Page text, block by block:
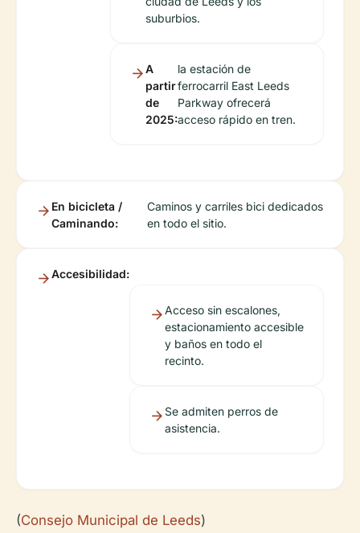
suburbios.
A
partir
de
2025:
la estación de
ferrocarril East Leeds
Parkway ofrecerá
acceso rápido en tren.
En bicicleta /
Caminando:
Caminos y carriles bici dedicados
en todo el sitio.
Accesibilidad:
Acceso sin escalones,
estacionamiento accesible
y baños en todo el
recinto.
Se admiten perros de
asistencia.
(Consejo Municipal de Leeds)